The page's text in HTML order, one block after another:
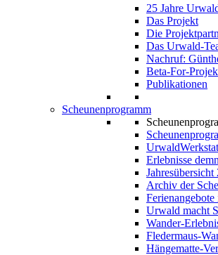
25 Jahre
Das Projekt
Die
Das Urwald-
Nachruf:
Beta-For-
Publikationen
Scheunenprogramm
Erlebnisse
Jahresübersicht
Archiv der
Urwald macht
Wander-
Fledermaus-
Hängematte-